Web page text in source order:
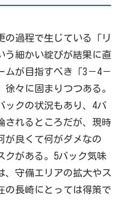
過程で生じている「リ
う細かい綻びが結果に直
ムが目指すべき「3－4－
々に固まりつつある。
ックの状況もあり、4バ
されるところだが、現時
が良くて何がダメなの
クがある。5バック気味
、守備エリアの拡大やス
の長崎にとっては得策で